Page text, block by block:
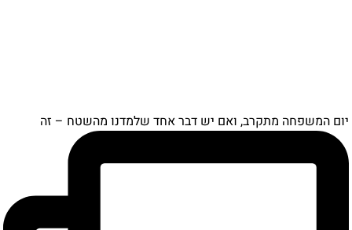
יום המשפחה מתקרב, ואם יש דבר אחד שלמדנו מהשטח – זה